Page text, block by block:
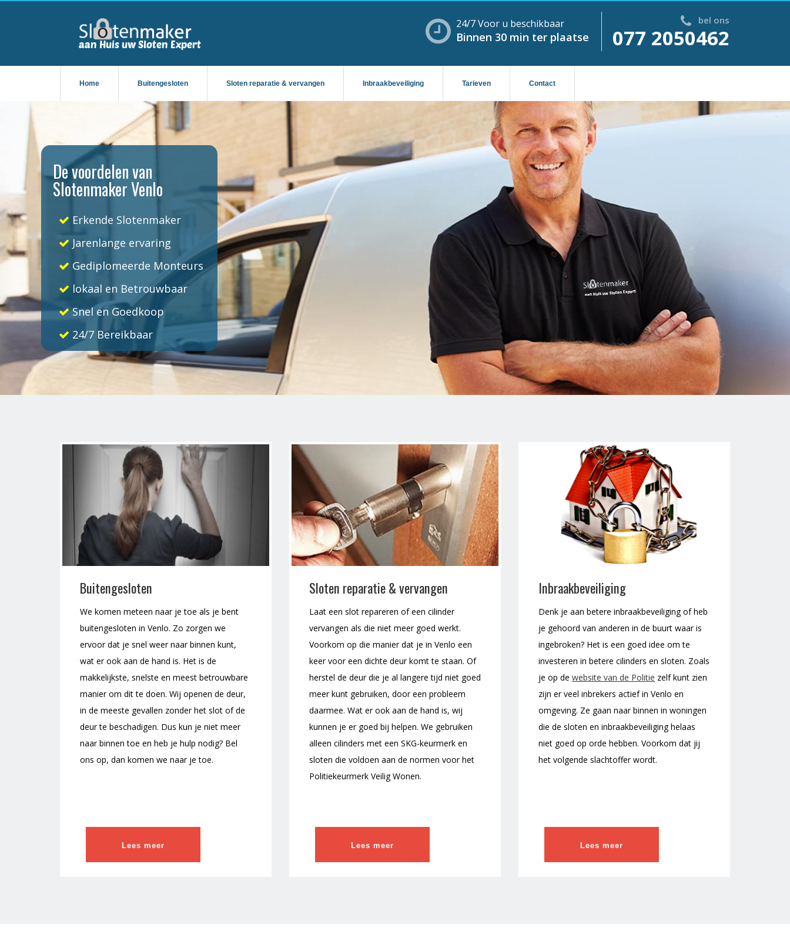
24/7 Voor u beschikbaar
Binnen 30 min ter plaatse
bel ons
077 2050462
Home Buitengesloten Sloten reparatie & vervangen Inbraakbeveiliging Tarieven Contact
De voordelen van
Slotenmaker Venlo
Erkende Slotenmaker
Jarenlange ervaring
Gediplomeerde Monteurs
lokaal en Betrouwbaar
Snel en Goedkoop
24/7 Bereikbaar
Buitengesloten
We komen meteen naar je toe als je bent
buitengesloten in Venlo. Zo zorgen we
ervoor dat je snel weer naar binnen kunt,
wat er ook aan de hand is. Het is de
makkelijkste, snelste en meest betrouwbare
manier om dit te doen. Wij openen de deur,
in de meeste gevallen zonder het slot of de
deur te beschadigen. Dus kun je niet meer
naar binnen toe en heb je hulp nodig? Bel
ons op, dan komen we naar je toe.
Lees meer
Sloten reparatie & vervangen
Laat een slot repareren of een cilinder
vervangen als die niet meer goed werkt.
Voorkom op die manier dat je in Venlo een
keer voor een dichte deur komt te staan. Of
herstel de deur die je al langere tijd niet goed
meer kunt gebruiken, door een probleem
daarmee. Wat er ook aan de hand is, wij
kunnen je er goed bij helpen. We gebruiken
alleen cilinders met een SKG-keurmerk en
sloten die voldoen aan de normen voor het
Politiekeurmerk Veilig Wonen.
Lees meer
Inbraakbeveiliging
Denk je aan betere inbraakbeveiliging of heb
je gehoord van anderen in de buurt waar is
ingebroken? Het is een goed idee om te
investeren in betere cilinders en sloten. Zoals
je op de website van de Politie zelf kunt zien
zijn er veel inbrekers actief in Venlo en
omgeving. Ze gaan naar binnen in woningen
die de sloten en inbraakbeveiliging helaas
niet goed op orde hebben. Voorkom dat jij
het volgende slachtoffer wordt.
Lees meer